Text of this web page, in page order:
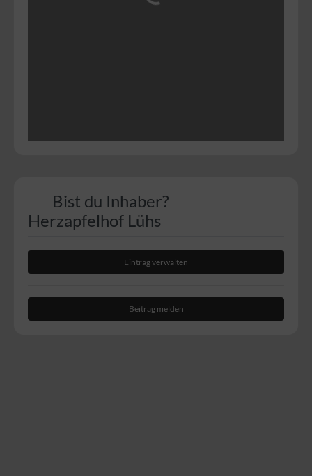
Bist du Inhaber?
Herzapfelhof Lühs
Eintrag verwalten
Beitrag melden